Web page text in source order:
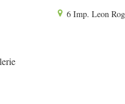
6 Imp. Leon